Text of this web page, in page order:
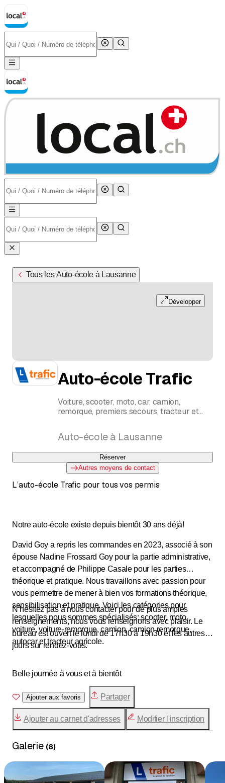
Tous les Auto-école à Lausanne
Développer
Auto-école Trafic
Voiture, scooter, moto, car, camion,
remorque, premiers secours, tracteur et
David Goy
Auto-école à Lausanne
Réserver
Autres moyens de contact
L’auto-école Trafic pour tous vos permis
Notre auto-école existe depuis bientôt 30 ans déjà!
David Goy a repris les commandes en 2023, associé à son
épouse Nadine Frossard Goy pour la partie administrative,
et accompagné de Philippe Casale pour les parties
théorique et pratique. Nous travaillons avec passion pour
vous permettre de mener à bien vos formations théorique,
sensibilisation et pratique. Voici les catégories pour
lesquelles nous sommes spécialisés: scooter, moto,
voiture, voiture-remorque, camion, camion remorque,
autocar et tracteur agricole.
N’hésitez pas à nous contacter pour de plus amples
renseignements, nous vous renseignons avec plaisir. Le
bureau est ouvert le lundi de 17h30 à 19h30 et les autres
jours sur rendez-vous.
Belle journée à vous et à bientôt
Ajouter aux favoris Partager
Ajouter au carnet d'adresses Modifier l'inscription
Galerie (8)